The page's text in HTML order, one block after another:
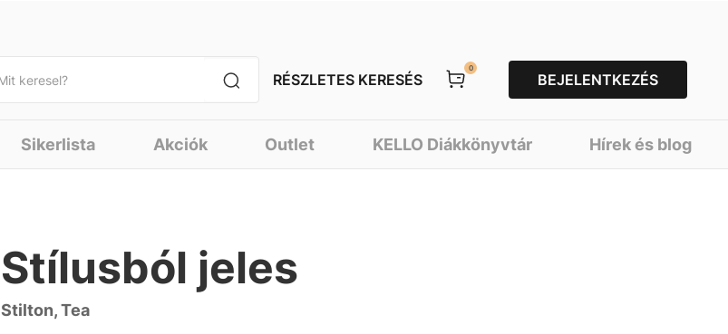
RÉSZLETES KERESÉS
0
BEJELENTKEZÉS
Sikerlista Akciók Outlet KELLO Diákkönyvtár Hírek és blog
Stílusból jeles
Stilton, Tea